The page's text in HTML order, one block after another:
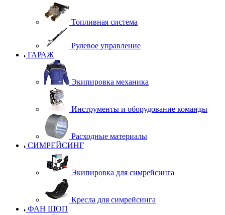
Топливная система
Рулевое управление
ГАРАЖ
Экипировка механика
Инструменты и оборудование команды
Расходные материалы
СИМРЕЙСИНГ
Экипировка для симрейсинга
Кресла для симрейсинга
ФАН ШОП